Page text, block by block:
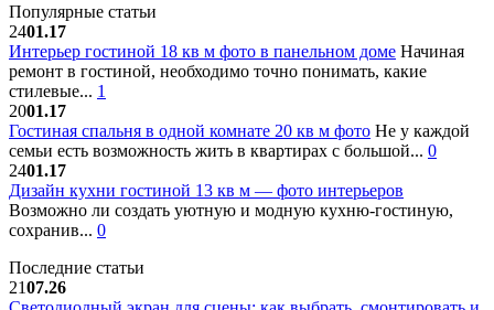
Популярные статьи
2401.17
Интерьер гостиной 18 кв м фото в панельном доме Начиная
ремонт в гостиной, необходимо точно понимать, какие
стилевые... 1
2001.17
Гостиная спальня в одной комнате 20 кв м фото Не у каждой
семьи есть возможность жить в квартирах с большой... 0
2401.17
Дизайн кухни гостиной 13 кв м — фото интерьеров
Возможно ли создать уютную и модную кухню-гостиную,
сохранив... 0
Последние статьи
2107.26